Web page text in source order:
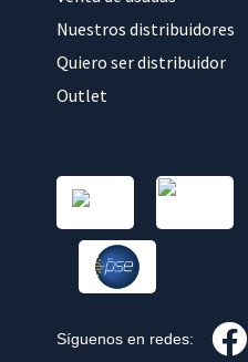
Nuestros distribuidores
Quiero ser distribuidor
Outlet
Síguenos en redes: